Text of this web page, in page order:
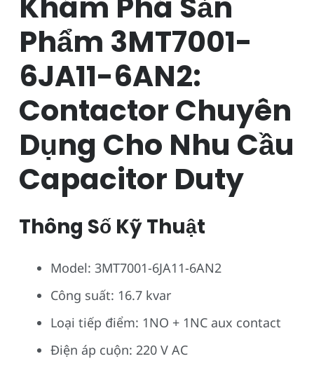
Phẩm 3MT7001-
6JA11-6AN2:
Contactor Chuyên
Dụng Cho Nhu Cầu
Capacitor Duty
Thông Số Kỹ Thuật
Model: 3MT7001-6JA11-6AN2
Công suất: 16.7 kvar
Loại tiếp điểm: 1NO + 1NC aux contact
Điện áp cuộn: 220 V AC